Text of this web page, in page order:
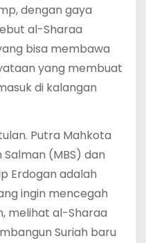
dengan gaya
al-Sharaa
bisa membawa
yang membuat
di kalangan
Putra Mahkota
(MBS) dan
Erdogan adalah
ingin mencegah
melihat al-Sharaa
Suriah baru